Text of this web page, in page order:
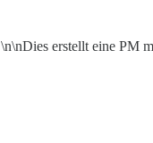
\n\nDies erstellt eine PM